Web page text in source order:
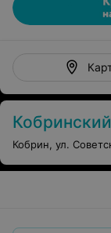
Кобринский межрайонный
Кобрин, ул.